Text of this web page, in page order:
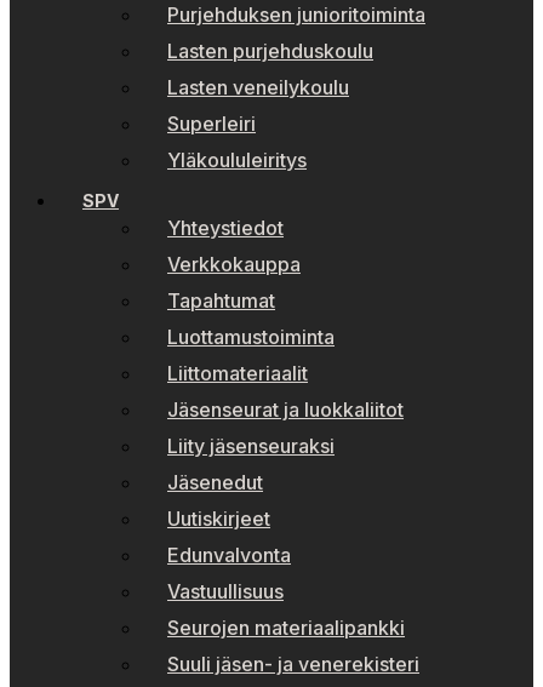
Purjehduksen junioritoiminta
Lasten purjehduskoulu
Lasten veneilykoulu
Superleiri
Yläkoululeiritys
SPV
Yhteystiedot
Verkkokauppa
Tapahtumat
Luottamustoiminta
Liittomateriaalit
Jäsenseurat ja luokkaliitot
Liity jäsenseuraksi
Jäsenedut
Uutiskirjeet
Edunvalvonta
Vastuullisuus
Seurojen materiaalipankki
Suuli jäsen- ja venerekisteri